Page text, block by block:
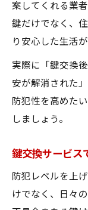
案してくれる業
鍵だけでなく、
り安心した生活
実際に「鍵交換
安が解消された
防犯性を高めた
しましょう。
鍵交換サービス
防犯レベルを上
けでなく、日々